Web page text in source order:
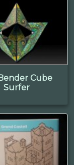
Cube
Surfer